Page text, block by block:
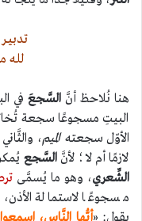
لله
هنا نُلاحظ أنَّالسَّجعَ في
البيتِ مسجوعًا سجعة
الأوّل سجعتهالميم،
لازمًا أم لا؛ لأنَّالسَّجع
الشِّعري، وهو ما يُسمَّى
مسجوعًا لاستمالة
يقول: «أيُّها النَّاس،